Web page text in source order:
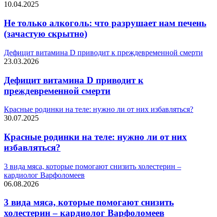
10.04.2025
Не только алкоголь: что разрушает нам печень
(зачастую скрытно)
Дефицит витамина D приводит к преждевременной смерти
23.03.2026
Дефицит витамина D приводит к
преждевременной смерти
Красные родинки на теле: нужно ли от них избавляться?
30.07.2025
Красные родинки на теле: нужно ли от них
избавляться?
3 вида мяса, которые помогают снизить холестерин –
кардиолог Варфоломеев
06.08.2026
3 вида мяса, которые помогают снизить
холестерин – кардиолог Варфоломеев